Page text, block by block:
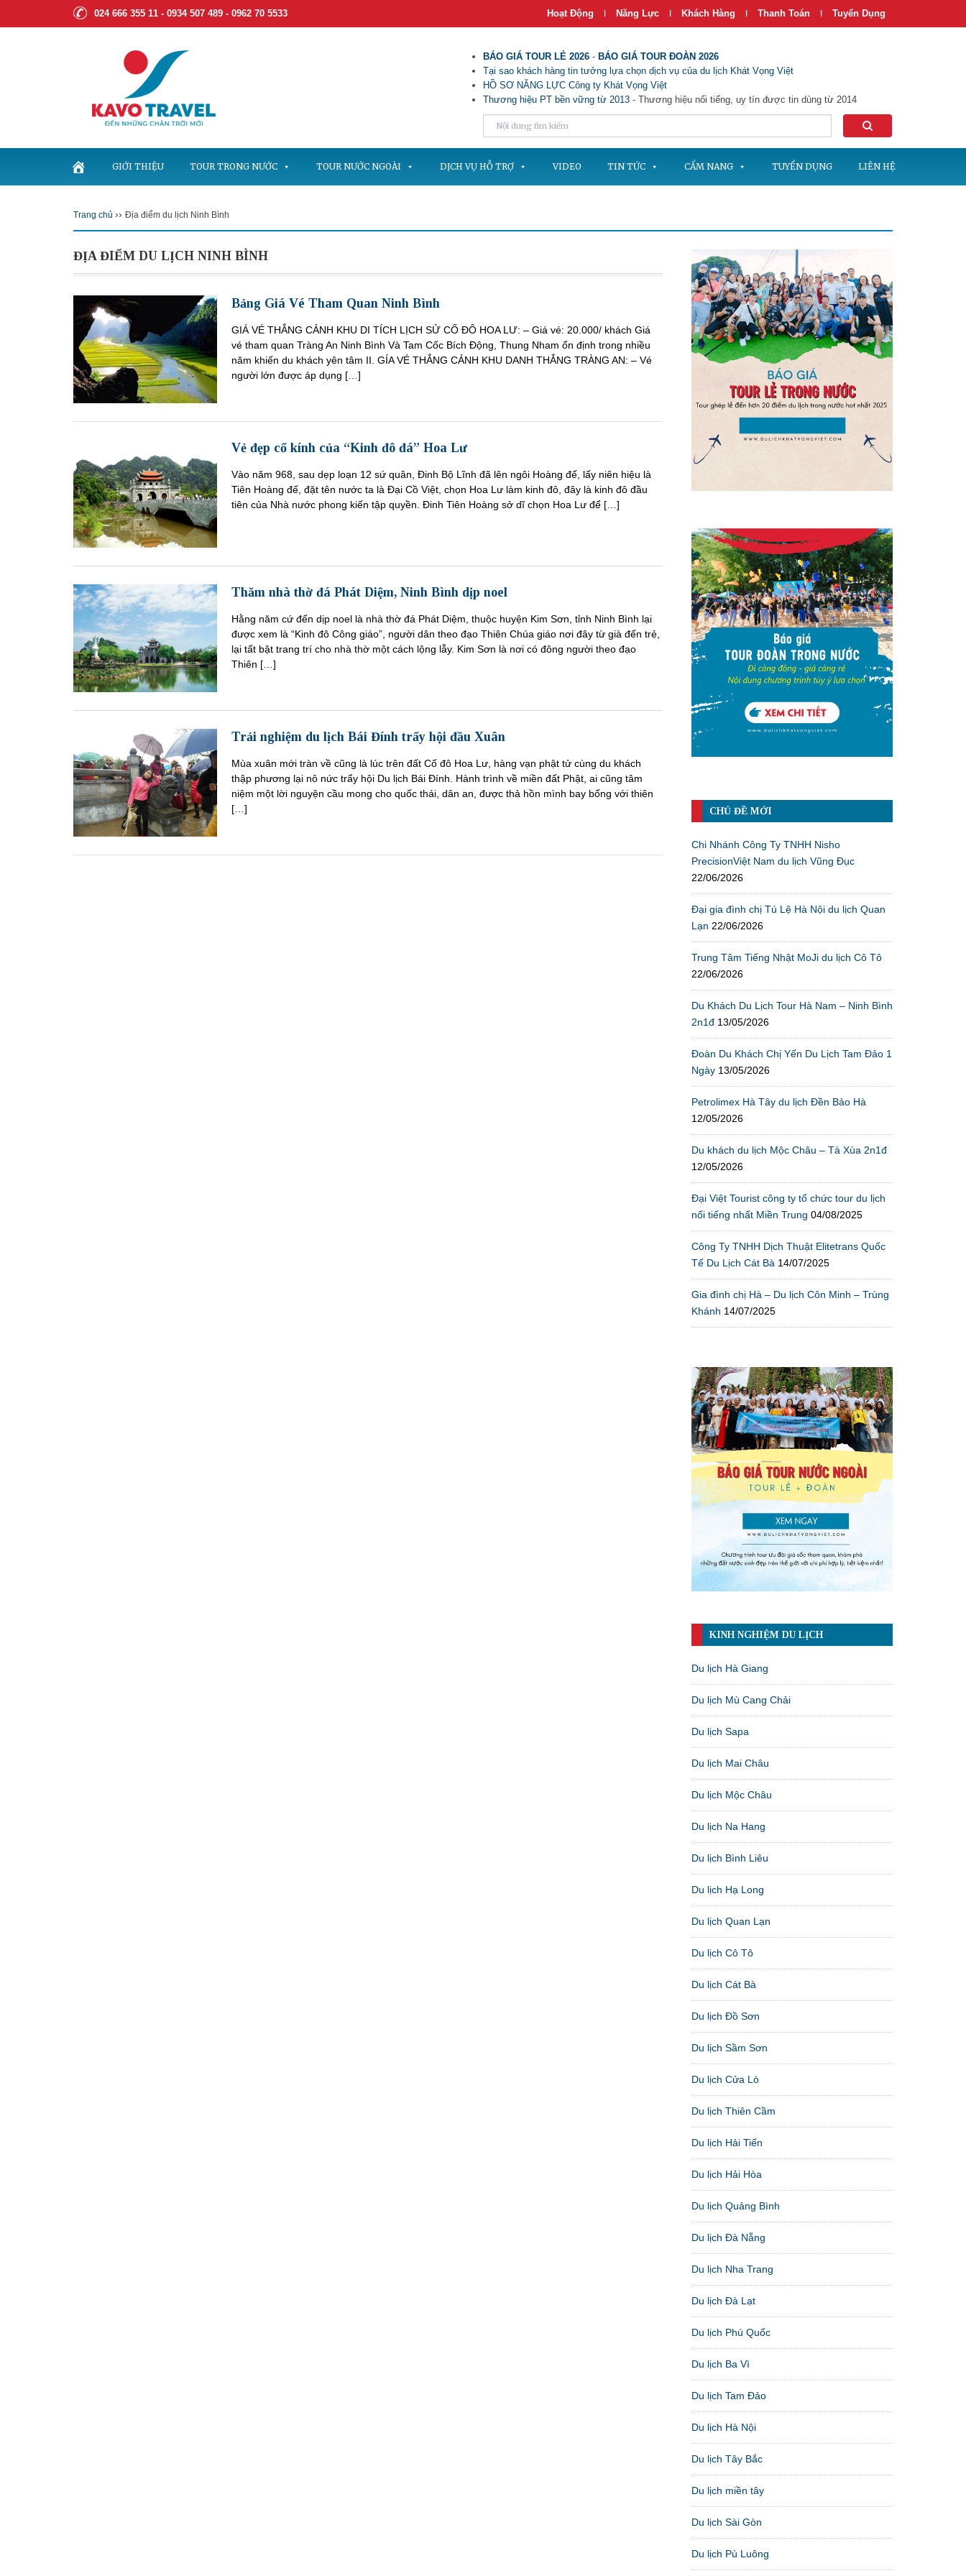
024 666 355 11 - 0934 507 489 - 0962 70 5533 Hoạt Động | Năng Lực | Khách Hàng | Thanh Toán | Tuyển Dụng
BÁO GIÁ TOUR LẺ 2026 - BÁO GIÁ TOUR ĐOÀN 2026
Tại sao khách hàng tin tưởng lựa chọn dịch vụ của du lịch Khát Vọng Việt
HỒ SƠ NĂNG LỰC Công ty Khát Vọng Việt
Thương hiệu PT bền vững từ 2013 - Thương hiệu nổi tiếng, uy tín được tin dùng từ 2014
GIỚI THIỆU TOUR TRONG NƯỚC TOUR NƯỚC NGOÀI DỊCH VỤ HỖ TRỢ VIDEO TIN TỨC CẨM NANG TUYỂN DỤNG LIÊN HỆ
Trang chủ ›› Địa điểm du lịch Ninh Bình
ĐỊA ĐIỂM DU LỊCH NINH BÌNH
Bảng Giá Vé Tham Quan Ninh Bình
GIÁ VÉ THẮNG CẢNH KHU DI TÍCH LỊCH SỬ CỐ ĐÔ HOA LƯ: – Giá vé: 20.000/ khách Giá
vé tham quan Tràng An Ninh Bình Và Tam Cốc Bích Động, Thung Nham ổn định trong nhiều
năm khiến du khách yên tâm II. GÍA VÉ THẮNG CẢNH KHU DANH THẮNG TRÀNG AN: – Vé
người lớn được áp dụng […]
Vẻ đẹp cổ kính của “Kinh đô đá” Hoa Lư
Vào năm 968, sau dẹp loạn 12 sứ quân, Đinh Bộ Lĩnh đã lên ngôi Hoàng đế, lấy niên hiệu là
Tiên Hoàng đế, đặt tên nước ta là Đại Cồ Việt, chọn Hoa Lư làm kinh đô, đây là kinh đô đầu
tiên của Nhà nước phong kiến tập quyền. Đinh Tiên Hoàng sở dĩ chọn Hoa Lư để […]
Thăm nhà thờ đá Phát Diệm, Ninh Bình dịp noel
Hằng năm cứ đến dịp noel là nhà thờ đá Phát Diệm, thuộc huyện Kim Sơn, tỉnh Ninh Bình lại
được xem là “Kinh đô Công giáo”, người dân theo đạo Thiên Chúa giáo nơi đây từ già đến trẻ,
lại tất bật trang trí cho nhà thờ một cách lộng lẫy. Kim Sơn là nơi có đông người theo đạo
Thiên […]
Trải nghiệm du lịch Bái Đính trẩy hội đầu Xuân
Mùa xuân mới tràn về cũng là lúc trên đất Cố đô Hoa Lư, hàng vạn phật tử cùng du khách
thập phương lại nô nức trẩy hội Du lịch Bái Đính. Hành trình về miền đất Phật, ai cũng tâm
niệm một lời nguyện cầu mong cho quốc thái, dân an, được thả hồn mình bay bổng với thiên
[…]
CHỦ ĐỀ MỚI
Chi Nhánh Công Ty TNHH Nisho
PrecisionViệt Nam du lịch Vũng Đục
22/06/2026
Đại gia đình chị Tú Lệ Hà Nội du lịch Quan
Lạn 22/06/2026
Trung Tâm Tiếng Nhật MoJi du lịch Cô Tô
22/06/2026
Du Khách Du Lịch Tour Hà Nam – Ninh Bình
2n1đ 13/05/2026
Đoàn Du Khách Chị Yến Du Lịch Tam Đảo 1
Ngày 13/05/2026
Petrolimex Hà Tây du lịch Đền Bảo Hà
12/05/2026
Du khách du lịch Mộc Châu – Tà Xùa 2n1đ
12/05/2026
Đại Việt Tourist công ty tổ chức tour du lịch
nổi tiếng nhất Miền Trung 04/08/2025
Công Ty TNHH Dịch Thuật Elitetrans Quốc
Tế Du Lịch Cát Bà 14/07/2025
Gia đình chị Hà – Du lịch Côn Minh – Trùng
Khánh 14/07/2025
KINH NGHIỆM DU LỊCH
Du lịch Hà Giang
Du lịch Mù Cang Chải
Du lịch Sapa
Du lịch Mai Châu
Du lịch Mộc Châu
Du lịch Na Hang
Du lịch Bình Liêu
Du lịch Hạ Long
Du lịch Quan Lạn
Du lịch Cô Tô
Du lịch Cát Bà
Du lịch Đồ Sơn
Du lịch Sầm Sơn
Du lịch Cửa Lò
Du lịch Thiên Cầm
Du lịch Hải Tiến
Du lịch Hải Hòa
Du lịch Quảng Bình
Du lịch Đà Nẵng
Du lịch Nha Trang
Du lịch Đà Lạt
Du lịch Phú Quốc
Du lịch Ba Vì
Du lịch Tam Đảo
Du lịch Hà Nội
Du lịch Tây Bắc
Du lịch miền tây
Du lịch Sài Gòn
Du lịch Pù Luông